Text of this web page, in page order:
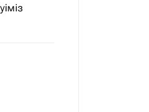
проходить учебный про...